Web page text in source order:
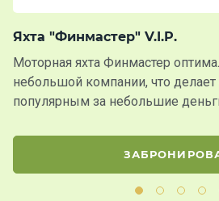
Яхта "Финмастер" V.I.P.
Моторная яхта Финмастер
небольшой компании, что делает
популярным за небольшие